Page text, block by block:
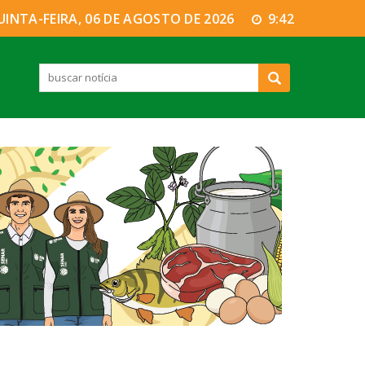
FEIRA, 06 DE AGOSTO DE 2026 9:42